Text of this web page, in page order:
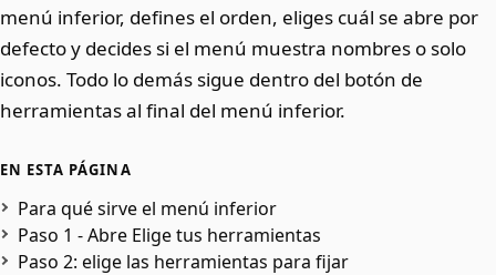
menú inferior, defines el orden, eliges cuál se abre por
defecto y decides si el menú muestra nombres o solo
iconos. Todo lo demás sigue dentro del botón de
herramientas al final del menú inferior.
EN ESTA PÁGINA
Para qué sirve el menú inferior
Paso 1 - Abre Elige tus herramientas
Paso 2: elige las herramientas para fijar